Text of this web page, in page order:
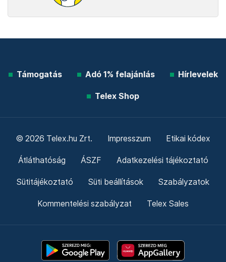
Támogatás Adó 1% felajánlás Hírlevelek
Telex Shop
© 2026 Telex.hu Zrt. Impresszum Etikai kódex
Átláthatóság ÁSZF Adatkezelési tájékoztató
Sütitájékoztató Süti beállítások Szabályzatok
Kommentelési szabályzat Telex Sales